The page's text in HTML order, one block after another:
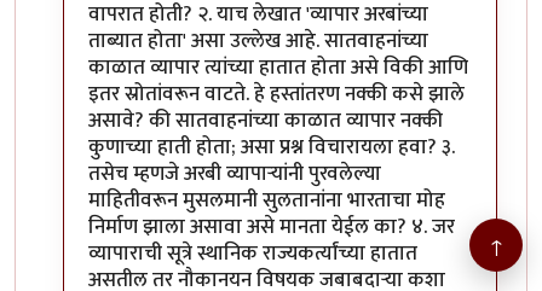
वापरात होती? २. याच लेखात 'व्यापार अरबांच्या
ताब्यात होता' असा उल्लेख आहे. सातवाहनांच्या
काळात व्यापार त्यांच्या हातात होता असे विकी आणि
इतर स्रोतांवरून वाटते. हे हस्तांतरण नक्की कसे झाले
असावे? की सातवाहनांच्या काळात व्यापार नक्की
कुणाच्या हाती होता; असा प्रश्न विचारायला हवा? ३.
तसेच म्हणजे अरबी व्यापार्‍यांनी पुरवलेल्या
माहितीवरून मुसलमानी सुलतानांना भारताचा मोह
निर्माण झाला असावा असे मानता येईल का? ४. जर
व्यापाराची सूत्रे स्थानिक राज्यकर्त्यांच्या हातात
असतील तर नौकानयन विषयक जबाबदार्‍या कशा
↑